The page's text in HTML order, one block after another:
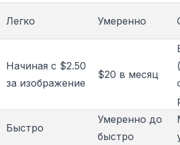
Легко Умеренно
Начиная с $2.50
за изображение
$20 в месяц
Быстро
Умеренно до
быстро